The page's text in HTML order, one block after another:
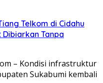
Telkom di Cidahu
Tanpa
– Kondisi infrastruktur
Sukabumi kembali